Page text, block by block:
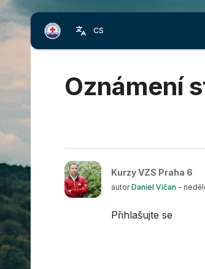
Přejít k hlavnímu obsahu
CS
Bloky
Oznámení
Kurzy VZS Praha 6
autorDaniel Vičan -
Přihlašujte se